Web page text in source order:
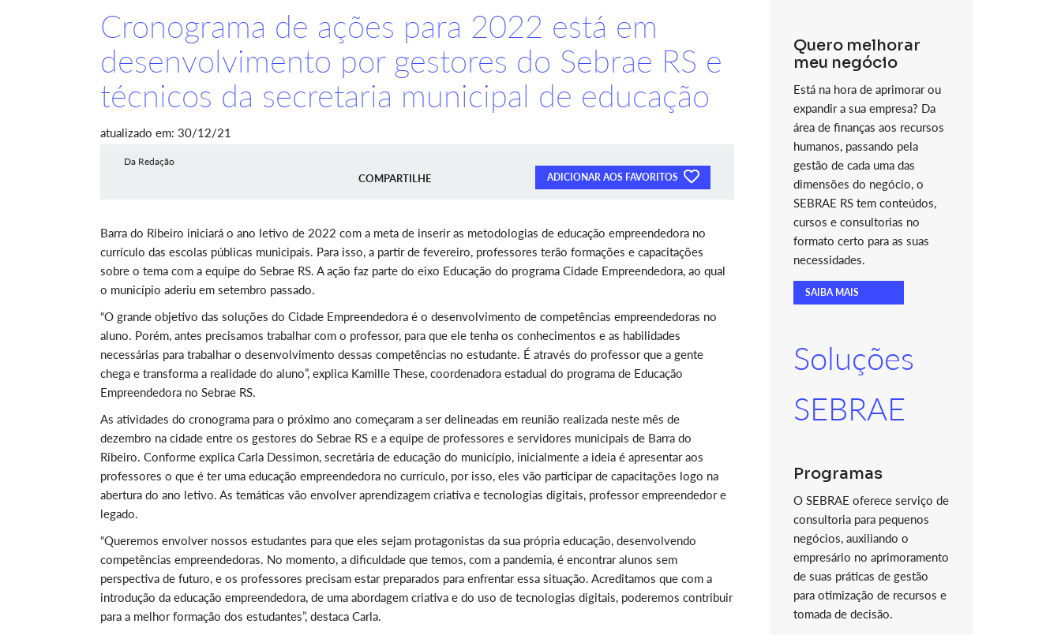
Cronograma de ações para 2022 está em
desenvolvimento por gestores do Sebrae RS e
técnicos da secretaria municipal de educação
atualizado em: 30/12/21
Da Redação
COMPARTILHE ADICIONAR AOS FAVORITOS
Barra do Ribeiro iniciará o ano letivo de 2022 com a meta de inserir as metodologias de educação empreendedora no
currículo das escolas públicas municipais. Para isso, a partir de fevereiro, professores terão formações e capacitações
sobre o tema com a equipe do Sebrae RS. A ação faz parte do eixo Educação do programa Cidade Empreendedora, ao qual
o município aderiu em setembro passado.
“O grande objetivo das soluções do Cidade Empreendedora é o desenvolvimento de competências empreendedoras no
aluno. Porém, antes precisamos trabalhar com o professor, para que ele tenha os conhecimentos e as habilidades
necessárias para trabalhar o desenvolvimento dessas competências no estudante. É através do professor que a gente
chega e transforma a realidade do aluno”, explica Kamille These, coordenadora estadual do programa de Educação
Empreendedora no Sebrae RS.
As atividades do cronograma para o próximo ano começaram a ser delineadas em reunião realizada neste mês de
dezembro na cidade entre os gestores do Sebrae RS e a equipe de professores e servidores municipais de Barra do
Ribeiro. Conforme explica Carla Dessimon, secretária de educação do município, inicialmente a ideia é apresentar aos
professores o que é ter uma educação empreendedora no currículo, por isso, eles vão participar de capacitações logo na
abertura do ano letivo. As temáticas vão envolver aprendizagem criativa e tecnologias digitais, professor empreendedor e
legado.
“Queremos envolver nossos estudantes para que eles sejam protagonistas da sua própria educação, desenvolvendo
competências empreendedoras. No momento, a dificuldade que temos, com a pandemia, é encontrar alunos sem
perspectiva de futuro, e os professores precisam estar preparados para enfrentar essa situação. Acreditamos que com a
introdução da educação empreendedora, de uma abordagem criativa e do uso de tecnologias digitais, poderemos contribuir
para a melhor formação dos estudantes”, destaca Carla.
Quero melhorar
meu negócio
Está na hora de aprimorar ou
expandir a sua empresa? Da
área de finanças aos recursos
humanos, passando pela
gestão de cada uma das
dimensões do negócio, o
SEBRAE RS tem conteúdos,
cursos e consultorias no
formato certo para as suas
necessidades.
SAIBA MAIS
Soluções
SEBRAE
Programas
O SEBRAE oferece serviço de
consultoria para pequenos
negócios, auxiliando o
empresário no aprimoramento
de suas práticas de gestão
para otimização de recursos e
tomada de decisão.